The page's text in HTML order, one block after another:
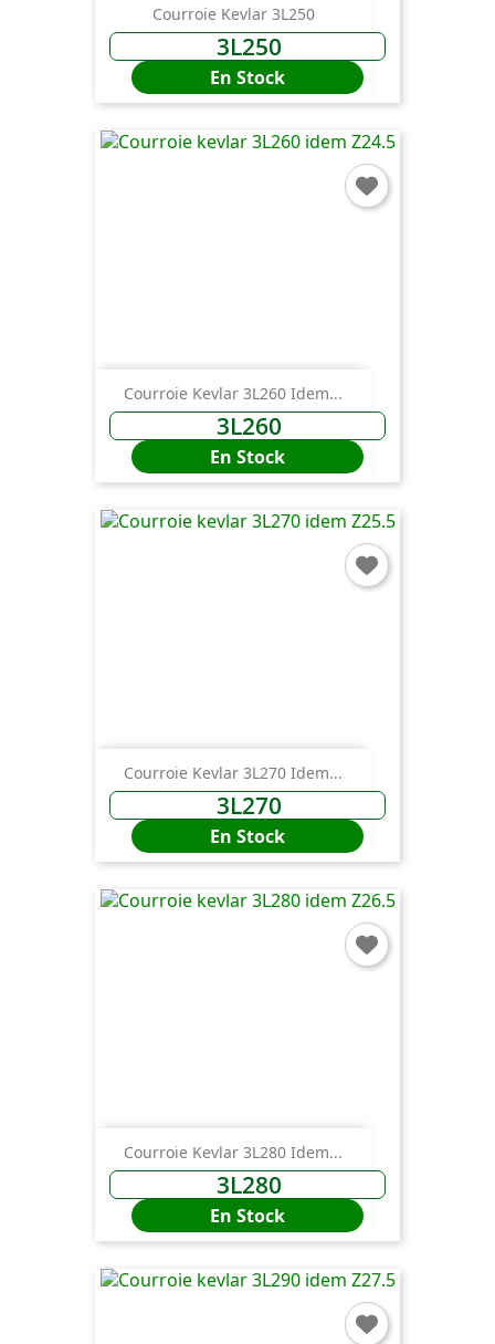
Courroie Kevlar 3L250
3L250
En Stock
Courroie Kevlar 3L260 Idem...
3L260
En Stock
Courroie Kevlar 3L270 Idem...
3L270
En Stock
Courroie Kevlar 3L280 Idem...
3L280
En Stock